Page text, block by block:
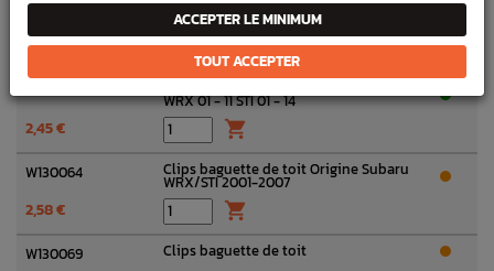
Clips baguette de toit
2,45 € 
W130021 WRX 01 - 11 STI 01 - 14
2,45 € 
W130064 Clips baguette de toit Origine Subaru
WRX/STI 2001-2007
2,58 € 
W130069 Clips baguette de toit
ACCEPTER LE MINIMUM
TOUT ACCEPTER